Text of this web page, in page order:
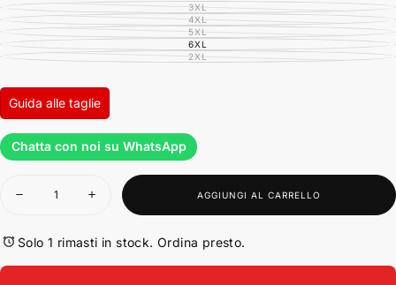
3XLVARIANTE
ESAURITA
O
NON
DISPONIBILE
4XLVARIANTE
ESAURITA
O
NON
DISPONIBILE
5XLVARIANTE
ESAURITA
O
NON
6XLVARIANTE
ESAURITA
O
2XLVARIANTE
Guida alle taglie
Chatta con noi su WhatsApp
Diminuisci
per
Latitude
Aumenta
per
Latitude
AGGIUNGI AL CARRELLO
Solo 1 rimasti in stock. Ordina presto.